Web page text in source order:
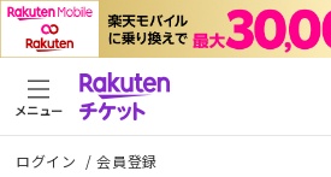
ログイン /会員登録
メニュー